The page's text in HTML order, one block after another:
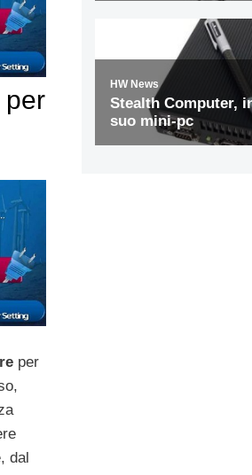
per
per
dal